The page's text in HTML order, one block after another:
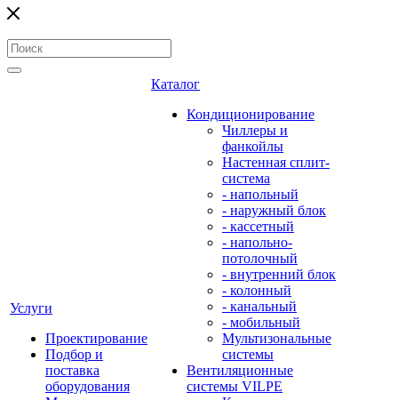
Услуги
Проектирование
Подбор и
поставка
оборудования
Каталог
Кондиционирование
Чиллеры и
фанкойлы
Настенная сплит-
система
- напольный
- наружный блок
- кассетный
- напольно-
потолочный
- внутренний блок
- колонный
- канальный
- мобильный
Мультизональные
системы
Вентиляционные
системы VILPE